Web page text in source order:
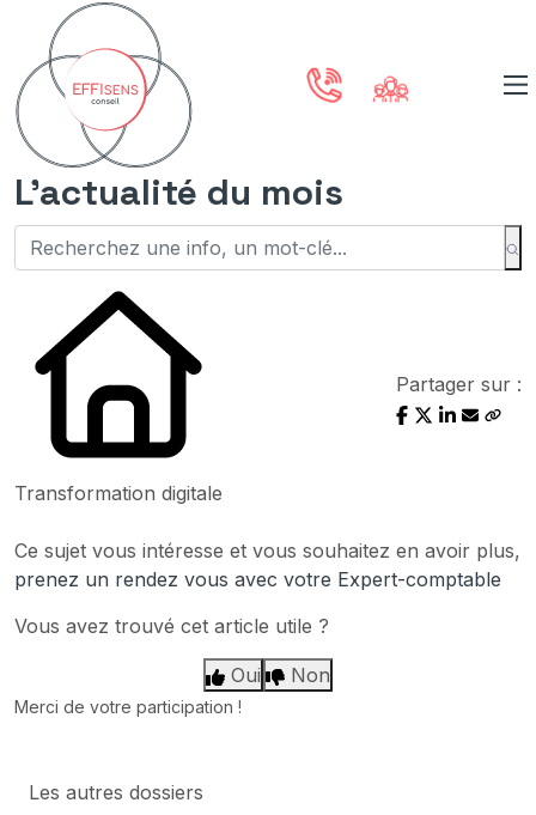
L'actualité du mois
Transformation digitale
Partager sur :
Ce sujet vous intéresse et vous souhaitez en avoir plus,
prenez un rendez vous avec votre Expert-comptable
Vous avez trouvé cet article utile ?
Oui Non
Merci de votre participation !
Les autres dossiers